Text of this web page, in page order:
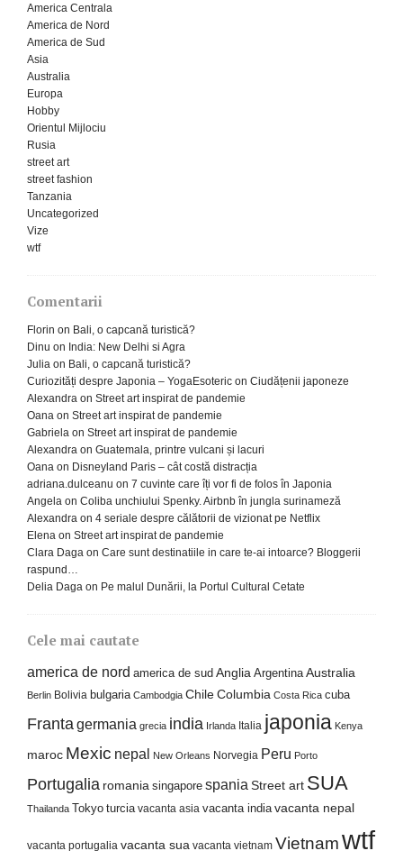
America Centrala
America de Nord
America de Sud
Asia
Australia
Europa
Hobby
Orientul Mijlociu
Rusia
street art
street fashion
Tanzania
Uncategorized
Vize
wtf
Comentarii
Florin on Bali, o capcană turistică?
Dinu on India: New Delhi si Agra
Julia on Bali, o capcană turistică?
Curiozități despre Japonia – YogaEsoteric on Ciudățenii japoneze
Alexandra on Street art inspirat de pandemie
Oana on Street art inspirat de pandemie
Gabriela on Street art inspirat de pandemie
Alexandra on Guatemala, printre vulcani și lacuri
Oana on Disneyland Paris – cât costă distracția
adriana.dulceanu on 7 cuvinte care îți vor fi de folos în Japonia
Angela on Coliba unchiului Spenky. Airbnb în jungla surinameză
Alexandra on 4 seriale despre călătorii de vizionat pe Netflix
Elena on Street art inspirat de pandemie
Clara Daga on Care sunt destinatiile in care te-ai intoarce? Bloggerii
raspund…
Delia Daga on Pe malul Dunării, la Portul Cultural Cetate
Cele mai cautate
america de nord america de sud Anglia Argentina Australia
Berlin Bolivia bulgaria Cambodgia Chile Columbia Costa Rica cuba
Franta germania grecia india Irlanda Italia japonia Kenya
maroc Mexic nepal New Orleans Norvegia Peru Porto
Portugalia romania singapore spania Street art SUA
Thailanda Tokyo turcia vacanta asia vacanta india vacanta nepal
vacanta portugalia vacanta sua vacanta vietnam Vietnamwtf